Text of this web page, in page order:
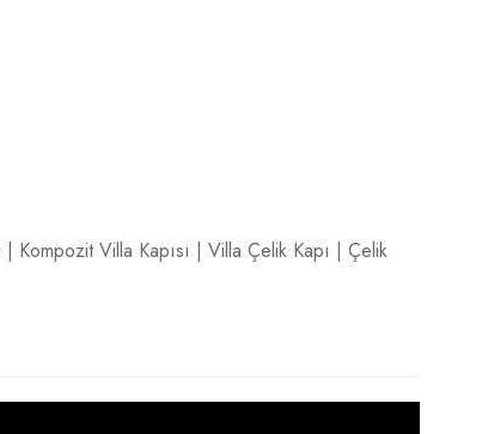
| Kompozit Villa Kapısı | Villa Çelik Kapı | Çelik